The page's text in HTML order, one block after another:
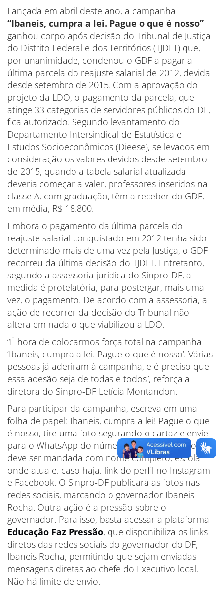
Lançada em abril deste ano, a campanha
“Ibaneis, cumpra a lei. Pague o que é nosso”
ganhou corpo após decisão do Tribunal de Justiça
do Distrito Federal e dos Territórios (TJDFT) que,
por unanimidade, condenou o GDF a pagar a
última parcela do reajuste salarial de 2012, devida
desde setembro de 2015. Com a aprovação do
projeto da LDO, o pagamento da parcela, que
atinge 33 categorias de servidores públicos do DF,
fica autorizado. Segundo levantamento do
Departamento Intersindical de Estatística e
Estudos Socioeconômicos (Dieese), se levados em
consideração os valores devidos desde setembro
de 2015, quando a tabela salarial atualizada
deveria começar a valer, professores inseridos na
classe A, com graduação, têm a receber do GDF,
em média, R$ 18.800.
Embora o pagamento da última parcela do
reajuste salarial conquistado em 2012 tenha sido
determinado mais de uma vez pela Justiça, o GDF
recorreu da última decisão do TJDFT. Entretanto,
segundo a assessoria jurídica do Sinpro-DF, a
medida é protelatória, para postergar, mais uma
vez, o pagamento. De acordo com a assessoria, a
ação de recorrer da decisão do Tribunal não
altera em nada o que viabilizou a LDO.
“É hora de colocarmos força total na campanha
‘Ibaneis, cumpra a lei. Pague o que é nosso’. Várias
pessoas já aderiram à campanha, e é preciso que
essa adesão seja de todas e todos”, reforça a
diretora do Sinpro-DF Letícia Montandon.
Para participar da campanha, escreva em uma
folha de papel: Ibaneis, cumpra a lei! Pague o que
é nosso, tire uma foto segurando o cartaz e envie
para o WhatsApp do número 99323-8131. A foto
deve ser mandada com nome completo, escola
onde atua e, caso haja, link do perfil no Instagram
e Facebook. O Sinpro-DF publicará as fotos nas
redes sociais, marcando o governador Ibaneis
Rocha. Outra ação é a pressão sobre o
governador. Para isso, basta acessar a plataforma
Educação Faz Pressão, que disponibiliza os links
diretos das redes sociais do governador do DF,
Ibaneis Rocha, permitindo que sejam enviadas
mensagens diretas ao chefe do Executivo local.
Não há limite de envio.